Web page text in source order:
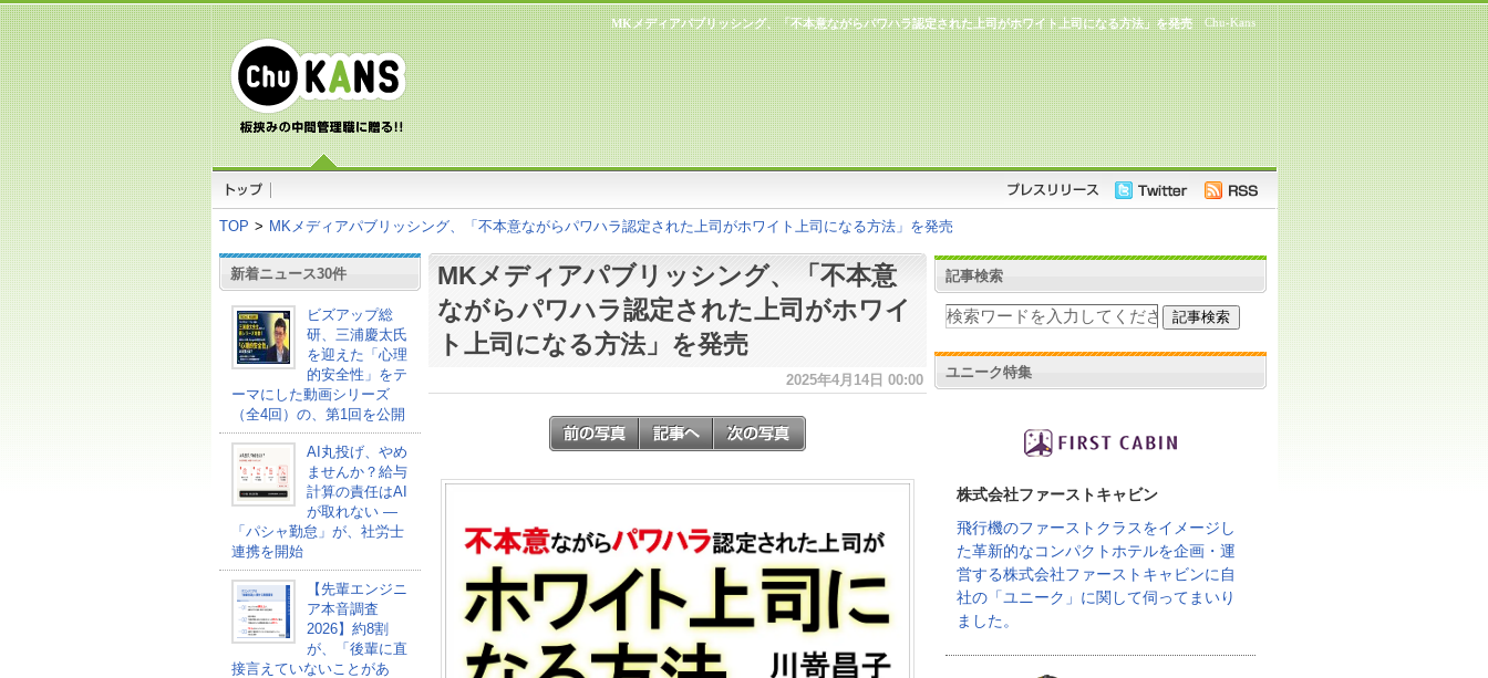
Chu-Kans
MKメディアパブリッシング、「不本意ながらパワハラ認定された上司がホワイト上司になる方法」を発売
TOP > MKメディアパブリッシング、「不本意ながらパワハラ認定された上司がホワイト上司になる方法」を発売
新着ニュース30件
ビズアップ総
研、三浦慶太氏
を迎えた「心理
的安全性」をテ
ーマにした動画シリーズ
（全4回）の、第1回を公開
AI丸投げ、やめ
ませんか？給与
計算の責任はAI
が取れない ―
「パシャ勤怠」が、社労士
連携を開始
【先輩エンジニ
ア本音調査
2026】約8割
が、「後輩に直
接言えていないことがあ
MKメディアパブリッシング、「不本意
ながらパワハラ認定された上司がホワイ
ト上司になる方法」を発売
2025年4月14日 00:00
記事検索
ユニーク特集
株式会社ファーストキャビン
飛行機のファーストクラスをイメージし
た革新的なコンパクトホテルを企画・運
営する株式会社ファーストキャビンに自
社の「ユニーク」に関して伺ってまいり
ました。